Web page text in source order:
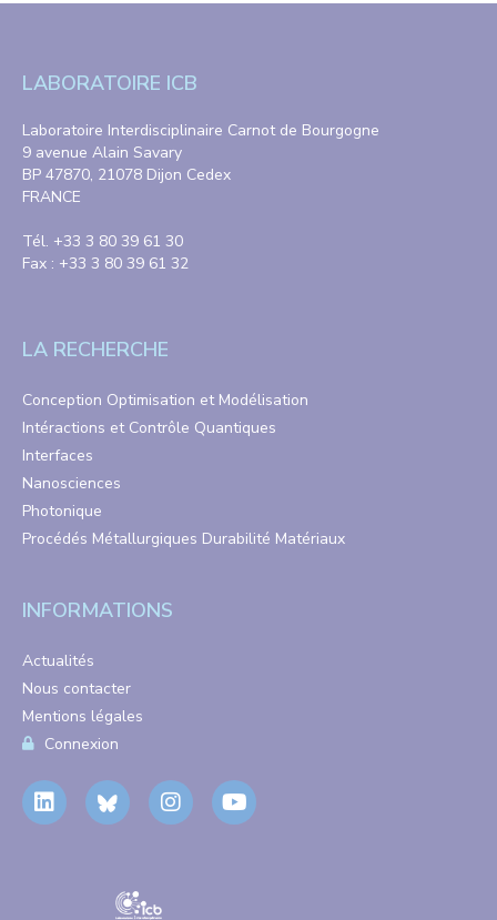
LABORATOIRE ICB
Laboratoire Interdisciplinaire Carnot de Bourgogne
9 avenue Alain Savary
BP 47870, 21078 Dijon Cedex
FRANCE
Tél. +33 3 80 39 61 30
Fax : +33 3 80 39 61 32
LA RECHERCHE
Conception Optimisation et Modélisation
Intéractions et Contrôle Quantiques
Interfaces
Nanosciences
Photonique
Procédés Métallurgiques Durabilité Matériaux
INFORMATIONS
Actualités
Nous contacter
Mentions légales
Connexion